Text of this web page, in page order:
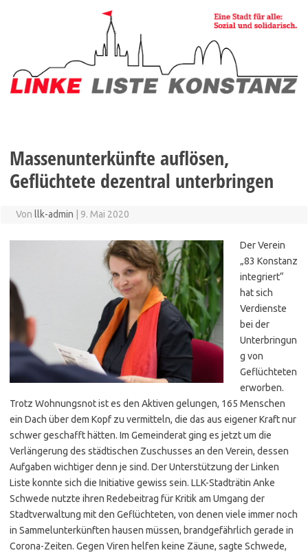
Massenunterkünfte auflösen,
Geflüchtete dezentral unterbringen
Von llk-admin 9. Mai 2020
Der Verein
„83 Konstanz
integriert“
hat sich
Verdienste
bei der
Unterbringun
g von
Geflüchteten
erworben.
Trotz Wohnungsnot ist es den Aktiven gelungen, 165 Menschen
ein Dach über dem Kopf zu vermitteln, die das aus eigener Kraft nur
schwer geschafft hätten. Im Gemeinderat ging es jetzt um die
Verlängerung des städtischen Zuschusses an den Verein, dessen
Aufgaben wichtiger denn je sind. Der Unterstützung der Linken
Liste konnte sich die Initiative gewiss sein. LLK-Stadträtin Anke
Schwede nutzte ihren Redebeitrag für Kritik am Umgang der
Stadtverwaltung mit den Geflüchteten, von denen viele immer noch
in Sammelunterkünften hausen müssen, brandgefährlich gerade in
Corona-Zeiten. Gegen Viren helfen keine Zäune, sagte Schwede,